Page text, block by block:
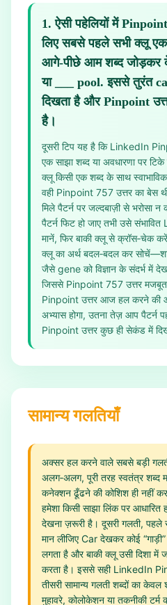
1.ऐसी पहेलियों में
लिए सबसे पहले सभी क्लू
आगे‑पीछे आम शब्द जोड़कर
या ___ pool. इससे तुरंत
दिखता है और Pinpoint
है।
दूसरी टिप यह है कि LinkedIn
एक साझा शब्द या अवधारणा पर
क्लू किसी एक शब्द के साथ
वही Pinpoint 757 उत्तर का बेस
मिले पैटर्न पर जल्दबाज़ी से भरोसा
पैटर्न फिट हो जाए तभी उसे
मानें, फिर बाकी क्लू से क्रॉस‑चेक
क्लू का अर्थ बदल‑बदल कर
जैसे gene को विज्ञान के संदर्भ में
जिससे Pinpoint 757 उत्तर मजबूत
Pinpoint उत्तर आज हल करने की
अभ्यास होगा, उतना तेज़ आप पैटर्न
Pinpoint उत्तर कुछ ही सेकंड में
सामान्य गलतियाँ
अक्सर हल करने वाले सबसे बड़ी
अलग‑अलग, पूरी तरह स्वतंत्र शब्द
कनेक्शन ढूँढने की कोशिश ही नहीं
हमेशा किसी साझा लिंक पर
देखना ज़रूरी है। दूसरी गलती, पहले
मान लीजिए Car देखकर कोई
लगता है और बाकी क्लू उसी दिशा में
करता है। इससे सही LinkedIn
तीसरी सामान्य गलती शब्दों का
मुहावरे, कोलोकेशन या तकनीकी